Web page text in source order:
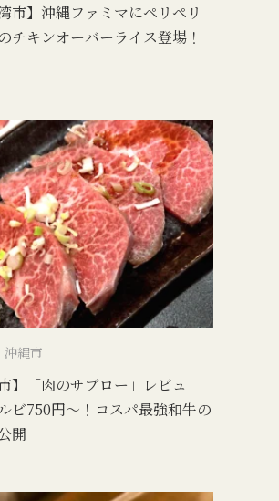
市】沖縄ファミマにペリペリ
チキンオーバーライス登場！
沖縄市
】「肉のサブロー」レビュ
ビ750円〜！コスパ最強和牛の
開